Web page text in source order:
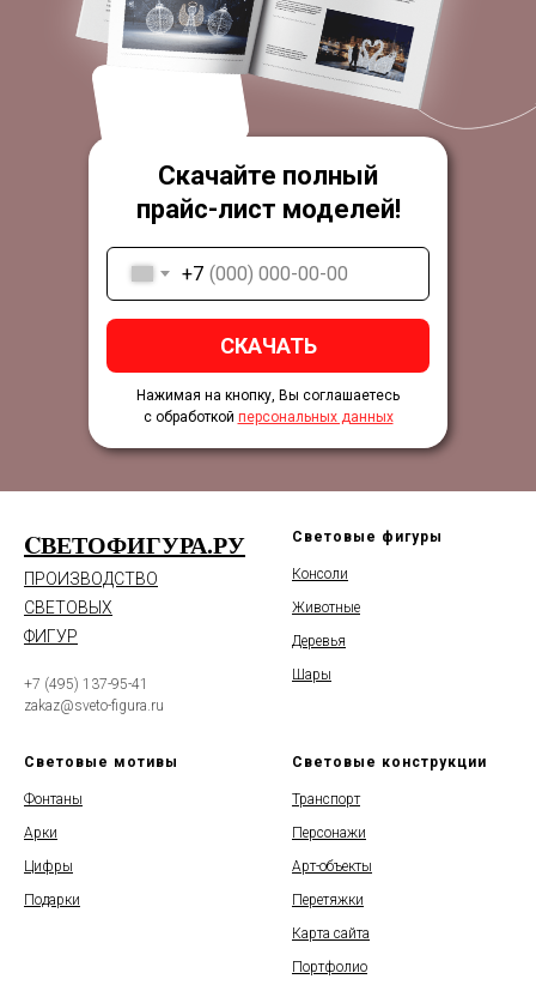
Скачайте полный
прайс-лист моделей!
+7
СКАЧАТЬ
Нажимая на кнопку, Вы соглашаетесь
с обработкой персональных данных
CВЕТОФИГУРА.РУ
ПРОИЗВОДСТВО
СВЕТОВЫХ
ФИГУР
+7 (495) 137-95-41
zakaz@sveto-figura.ru
Световые фигуры
Консоли
Животные
Деревья
Шары
Световые мотивы
Фонтаны
Арки
Цифры
Подарки
Световые конструкции
Транспорт
Персонажи
Арт-объекты
Перетяжки
Карта сайта
Портфолио